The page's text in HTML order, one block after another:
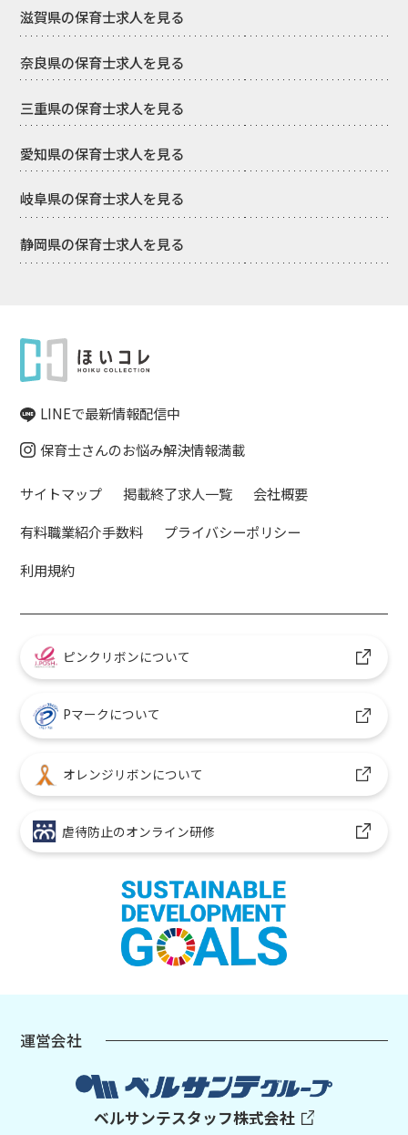
滋賀県の保育士求人を見る
奈良県の保育士求人を見る
三重県の保育士求人を見る
愛知県の保育士求人を見る
岐阜県の保育士求人を見る
静岡県の保育士求人を見る
LINEで最新情報配信中
保育士さんのお悩み解決情報満載
サイトマップ 掲載終了求人一覧
会社概要
有料職業紹介手数料
プライバシーポリシー
利用規約
ピンクリボンについて
Pマークについて
オレンジリボンについて
虐待防止のオンライン研修
運営会社
ベルサンテスタッフ株式会社